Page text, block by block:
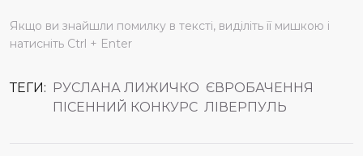
Якщо ви знайшли помилку в тексті, виділіть її мишкою і
натисніть Ctrl + Enter
ТЕГИ: РУСЛАНА ЛИЖИЧКО ЄВРОБАЧЕННЯ
ПІСЕННИЙ КОНКУРС ЛІВЕРПУЛЬ